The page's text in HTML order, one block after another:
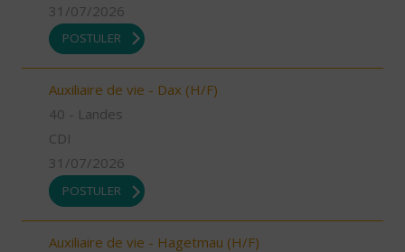
31/07/2026
POSTULER
Auxiliaire de vie - Dax (H/F)
40 - Landes
CDI
31/07/2026
POSTULER
Auxiliaire de vie - Hagetmau (H/F)